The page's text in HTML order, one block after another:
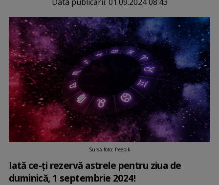
Sursă foto: freepik
Iată ce-ți rezervă astrele pentru ziua de
duminică, 1 septembrie 2024!